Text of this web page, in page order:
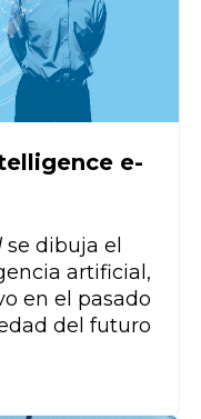
e-
se dibuja el
artificial,
o en el pasado
del futuro